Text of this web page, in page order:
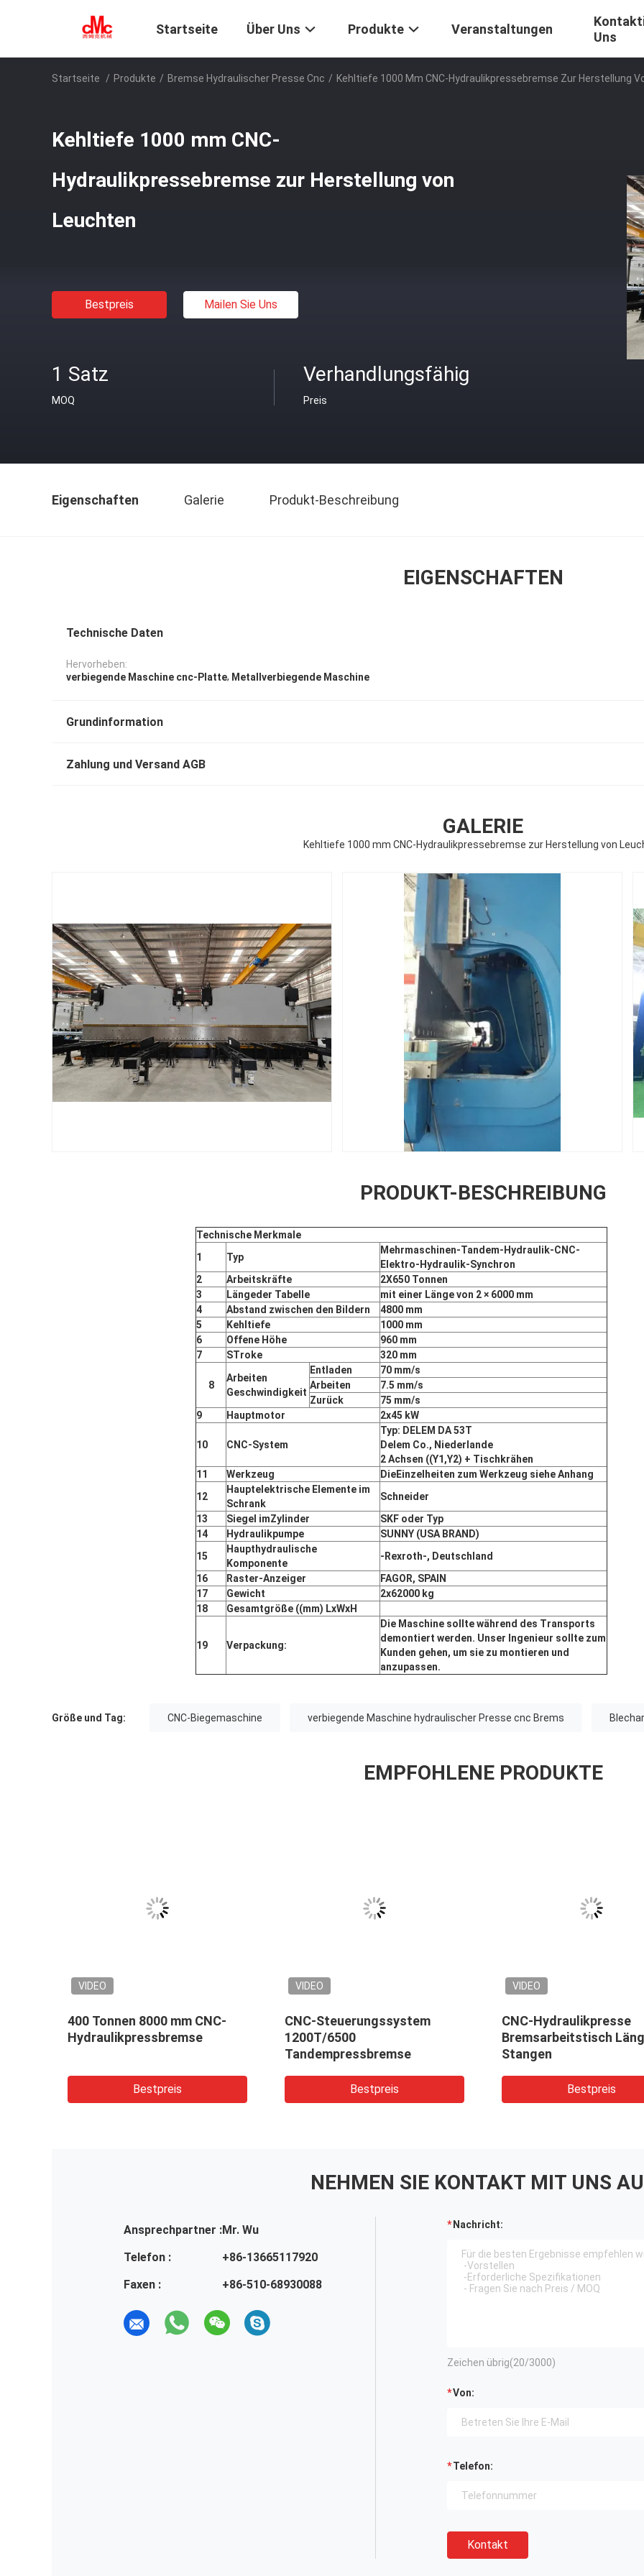
Startseite Über Uns Produkte Veranstaltungen
Uns
Startseite / Produkte / Bremse Hydraulischer Presse Cnc / Kehltiefe 1000 Mm CNC-Hydraulikpressebremse Zur Herstellung
Kehltiefe 1000 mm CNC-
Hydraulikpressebremse zur Herstellung von
Leuchten
Bestpreis Mailen Sie Uns
1 Satz
MOQ
Verhandlungsfähig
Preis
Eigenschaften Galerie Produkt-Beschreibung
EIGENSCHAFTEN
Technische Daten
Hervorheben:
verbiegende Maschine cnc-Platte, Metallverbiegende Maschine
Grundinformation
Zahlung und Versand AGB
GALERIE
Kehltiefe 1000 mm CNC-Hydraulikpressebremse zur Herstellung von
PRODUKT-BESCHREIBUNG
Technische Merkmale
1
Typ
Mehrmaschinen-Tandem-Hydraulik-CNC-
Elektro-Hydraulik-Synchron
2
Arbeitskräfte 2X650 Tonnen
3
Längeder Tabelle
mit einer Länge von 2 × 6000 mm
4
Abstand zwischen den Bildern
4800 mm
5
Kehltiefe
1000 mm
6
Offene Höhe
960 mm
7
STroke 320 mm
8
Arbeiten
Geschwindigkeit
Entladen 70 mm/s
Arbeiten
7.5 mm/s
Zurück
75 mm/s
9
Hauptmotor 2x45 kW
10 CNC-System
Typ: DELEM DA 53T
Delem Co., Niederlande
2 Achsen ((Y1,Y2) + Tischkrähen
11
Werkzeug DieEinzelheiten zum Werkzeug siehe Anhang
12
Hauptelektrische Elemente im
Schrank
Schneider
13
Siegel imZylinder SKF oder Typ
14
Hydraulikpumpe SUNNY (USA BRAND)
15
Haupthydraulische
Komponente
-Rexroth-, Deutschland
16
Raster-Anzeiger
FAGOR, SPAIN
17
Gewicht 2x62000 kg
18
Gesamtgröße ((mm) LxWxH
19 Verpackung:
Die Maschine sollte während des Transports
demontiert werden. Unser Ingenieur sollte zum
Kunden gehen, um sie zu montieren und
anzupassen.
Größe und Tag: CNC-Biegemaschine verbiegende Maschine hydraulischer Presse cnc Brems
EMPFOHLENE PRODUKTE
VIDEO
400 Tonnen 8000 mm CNC-
Hydraulikpressbremse
Bestpreis
VIDEO
CNC-Steuerungssystem
1200T/6500
Tandempressbremse
Bestpreis
VIDEO
CNC-Hydraulikpresse
Bremsarbeitstisch
Stangen
Bestpreis
NEHMEN SIE KONTAKT MIT UNS
Ansprechpartner :Mr. Wu
Telefon :
+86-13665117920
Faxen :
+86-510-68930088
Nachricht:
Zeichen übrig(20/3000)
Von:
Telefon:
Kontakt